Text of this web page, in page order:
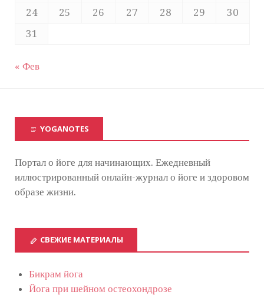
24
25 26 27 28 29
30
31
« Фев
YOGANOTES
Портал о йоге для начинающих. Ежедневный
иллюстрированный онлайн-журнал о йоге и здоровом
образе жизни.
СВЕЖИЕ МАТЕРИАЛЫ
Бикрам йога
Йога при шейном остеохондрозе